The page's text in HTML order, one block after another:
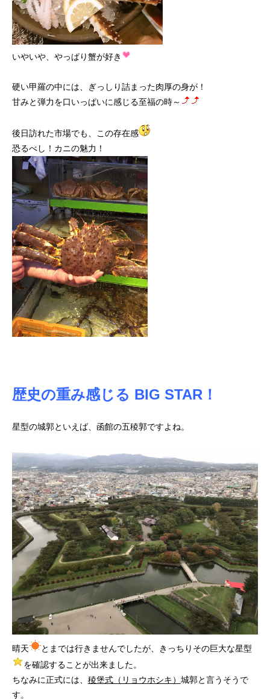
いやいや、やっぱり蟹が好き
硬い甲羅の中には、ぎっしり詰まった肉厚の身が！
甘みと弾力を口いっぱいに感じる至福の時～
後日訪れた市場でも、この存在感
恐るべし！カニの魅力！
歴史の重み感じる BIG STAR！
星型の城郭といえば、函館の五稜郭ですよね。
晴天
とまでは行きませんでしたが、きっちりその巨大な星型
を確認することが出来ました。
ちなみに正式には、 稜堡式（リョウホシキ） 城郭と言うそうで
す。